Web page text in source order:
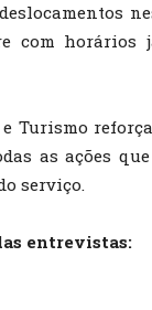
com
Turismo
as ações
serviço.
entrevistas: